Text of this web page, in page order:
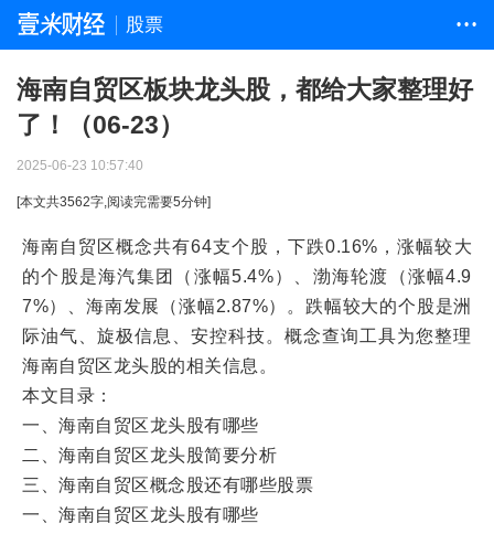
股票 • • •
海南自贸区板块龙头股，都给大家整理好
了！（06-23）
2025-06-23 10:57:40
[本文共3562字,阅读完需要5分钟]
海南自贸区概念共有64支个股，下跌0.16%，涨幅较大
的个股是海汽集团（涨幅5.4%）、渤海轮渡（涨幅4.9
7%）、海南发展（涨幅2.87%）。跌幅较大的个股是洲
际油气、旋极信息、安控科技。概念查询工具为您整理
海南自贸区龙头股的相关信息。
本文目录：
一、海南自贸区龙头股有哪些
二、海南自贸区龙头股简要分析
三、海南自贸区概念股还有哪些股票
一、海南自贸区龙头股有哪些